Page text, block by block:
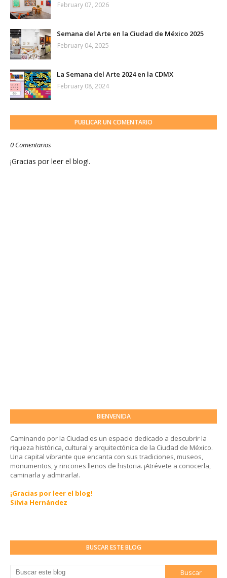
February 07, 2026
Semana del Arte en la Ciudad de México 2025
February 04, 2025
La Semana del Arte 2024 en la CDMX
February 08, 2024
PUBLICAR UN COMENTARIO
0 Comentarios
¡Gracias por leer el blog!.
BIENVENIDA
Caminando por la Ciudad es un espacio dedicado a descubrir la
riqueza histórica, cultural y arquitectónica de la Ciudad de México.
Una capital vibrante que encanta con sus tradiciones, museos,
monumentos, y rincones llenos de historia. ¡Atrévete a conocerla,
caminarla y admirarla!.
¡Gracias por leer el blog!
Silvia Hernández
BUSCAR ESTE BLOG